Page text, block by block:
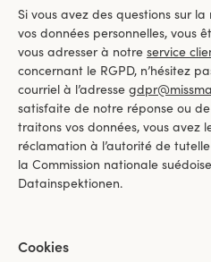
Si vous avez des questions sur
vos données personnelles, vous
vous adresser à notre service
concernant le RGPD, n’hésitez
courriel à l’adresse
satisfaite de notre réponse ou
traitons vos données, vous avez
réclamation à l’autorité de
la Commission nationale
Datainspektionen.
Cookies